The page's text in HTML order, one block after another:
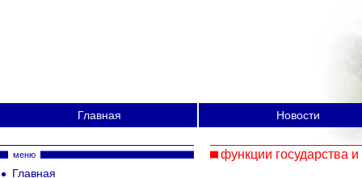
Главная Новости
функции государства
меню
Главная